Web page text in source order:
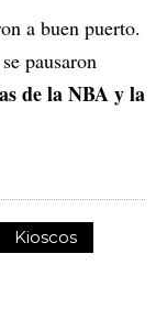
a buen puerto.
pausaron
de la NBA y la
Kioscos